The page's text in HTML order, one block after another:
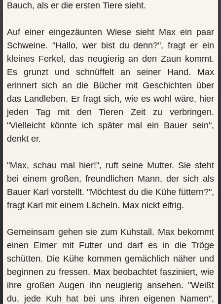
Bauch, als er die ersten Tiere sieht.
Auf einer eingezäunten Wiese sieht Max ein paar
Schweine. "Hallo, wer bist du denn?", fragt er ein
kleines Ferkel, das neugierig an den Zaun kommt.
Es grunzt und schnüffelt an seiner Hand. Max
erinnert sich an die Bücher mit Geschichten über
das Landleben. Er fragt sich, wie es wohl wäre, hier
jeden Tag mit den Tieren Zeit zu verbringen.
"Vielleicht könnte ich später mal ein Bauer sein",
denkt er.
"Max, schau mal hier!", ruft seine Mutter. Sie steht
bei einem großen, freundlichen Mann, der sich als
Bauer Karl vorstellt. "Möchtest du die Kühe füttern?",
fragt Karl mit einem Lächeln. Max nickt eifrig.
Gemeinsam gehen sie zum Kuhstall. Max bekommt
einen Eimer mit Futter und darf es in die Tröge
schütten. Die Kühe kommen gemächlich näher und
beginnen zu fressen. Max beobachtet fasziniert, wie
ihre großen Augen ihn neugierig ansehen. "Weißt
du, jede Kuh hat bei uns ihren eigenen Namen",